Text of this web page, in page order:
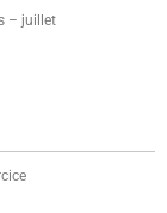
– juillet